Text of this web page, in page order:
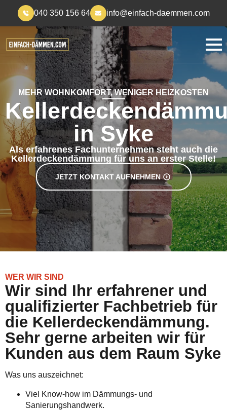
040 350 156 64 info@einfach-daemmen.com
MEHR WOHNKOMFORT, WENIGER HEIZKOSTEN
in Syke
Als erfahrenes Fachunternehmen steht auch die
Kellerdeckendämmung für uns an erster Stelle!
JETZT KONTAKT AUFNEHMEN
WER WIR SIND
Wir sind Ihr erfahrener und
qualifizierter Fachbetrieb für
die Kellerdeckendämmung.
Sehr gerne arbeiten wir für
Kunden aus dem Raum Syke
Was uns auszeichnet:
Viel Know-how im Dämmungs- und
Sanierungshandwerk.